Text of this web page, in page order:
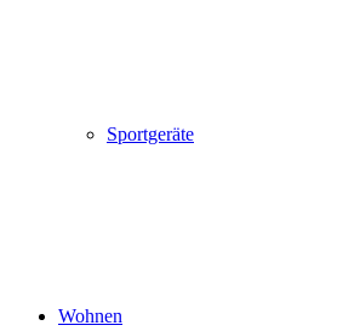
Sportgeräte
Wohnen